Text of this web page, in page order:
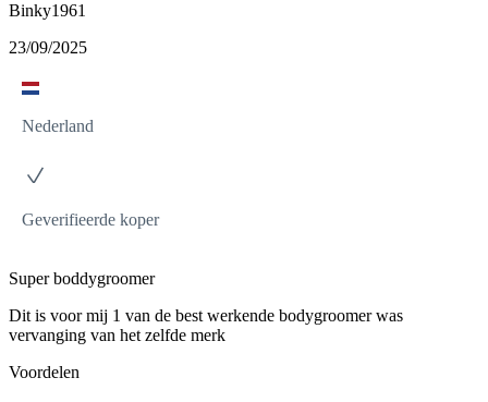
Binky1961
23/09/2025
Nederland
Geverifieerde koper
Super boddygroomer
Dit is voor mij 1 van de best werkende bodygroomer was
vervanging van het zelfde merk
Voordelen